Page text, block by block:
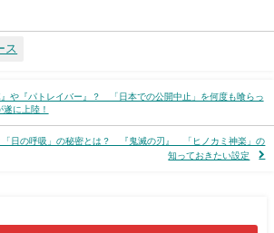
ス
や『パトレイバー』？ 「日本での公開中止」を何度も喰らっ
に上陸！
「日の呼吸」の秘密とは？ 『鬼滅の刃』 「ヒノカミ神楽」の
知っておきたい設定